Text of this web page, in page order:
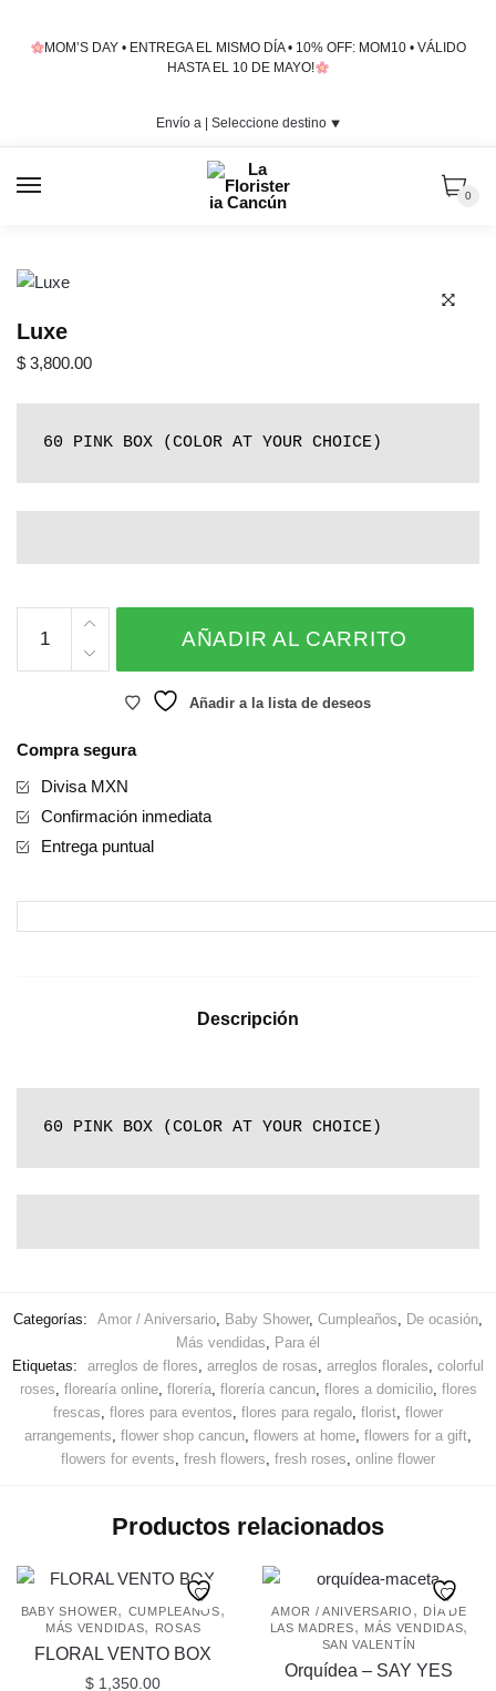
MOM’S DAY • ENTREGA EL MISMO DÍA • 10% OFF: MOM10 • VÁLIDO
HASTA EL 10 DE MAYO!
Envío a | Seleccione destino⯆
0
Luxe
$ 3,800.00
60 PINK BOX (COLOR AT YOUR CHOICE)
cantidad
AÑADIR AL CARRITO
Añadir a la lista de deseos
Compra segura
Divisa MXN
Confirmación inmediata
Entrega puntual
Descripción
60 PINK BOX (COLOR AT YOUR CHOICE)
Categorías: Amor / Aniversario, Baby Shower, Cumpleaños, De ocasión,
Más vendidas, Para él
Etiquetas:
arreglos de flores, arreglos de rosas, arreglos florales, colorful
roses, florearía online, florería, florería cancun, flores a domicilio, flores
frescas, flores para eventos, flores para regalo, florist, flower
arrangements, flower shop cancun, flowers at home, flowers for a gift,
flowers for events, fresh flowers, fresh roses, online flower
Productos relacionados
BABY SHOWER, CUMPLEAÑOS,
MÁS VENDIDAS, ROSAS
FLORAL VENTO BOX
$ 1,350.00
AMOR / ANIVERSARIO , DÍA DE
LAS MADRES, MÁS VENDIDAS,
SAN VALENTÍN
Orquídea – SAY YES